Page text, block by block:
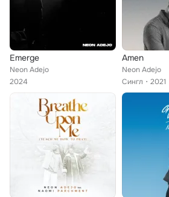
Emerge
Neon Adejo
2024
Amen
Neon Adejo
Сингл
2021